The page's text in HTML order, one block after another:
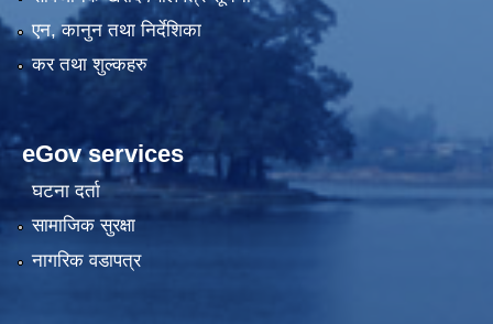
एन, कानुन तथा निर्देशिका
कर तथा शुल्कहरु
eGov services
घटना दर्ता
सामाजिक सुरक्षा
नागरिक वडापत्र